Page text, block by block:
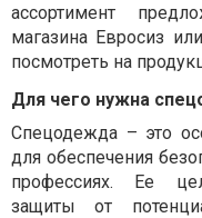
ассортимент
магазина Евросиз
посмотреть на
Для чего нужна
Спецодежда – это
для обеспечения
профессиях. Ее
защиты от